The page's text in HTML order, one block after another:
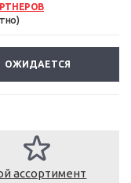
ОЖИДАЕТСЯ
ассортимент